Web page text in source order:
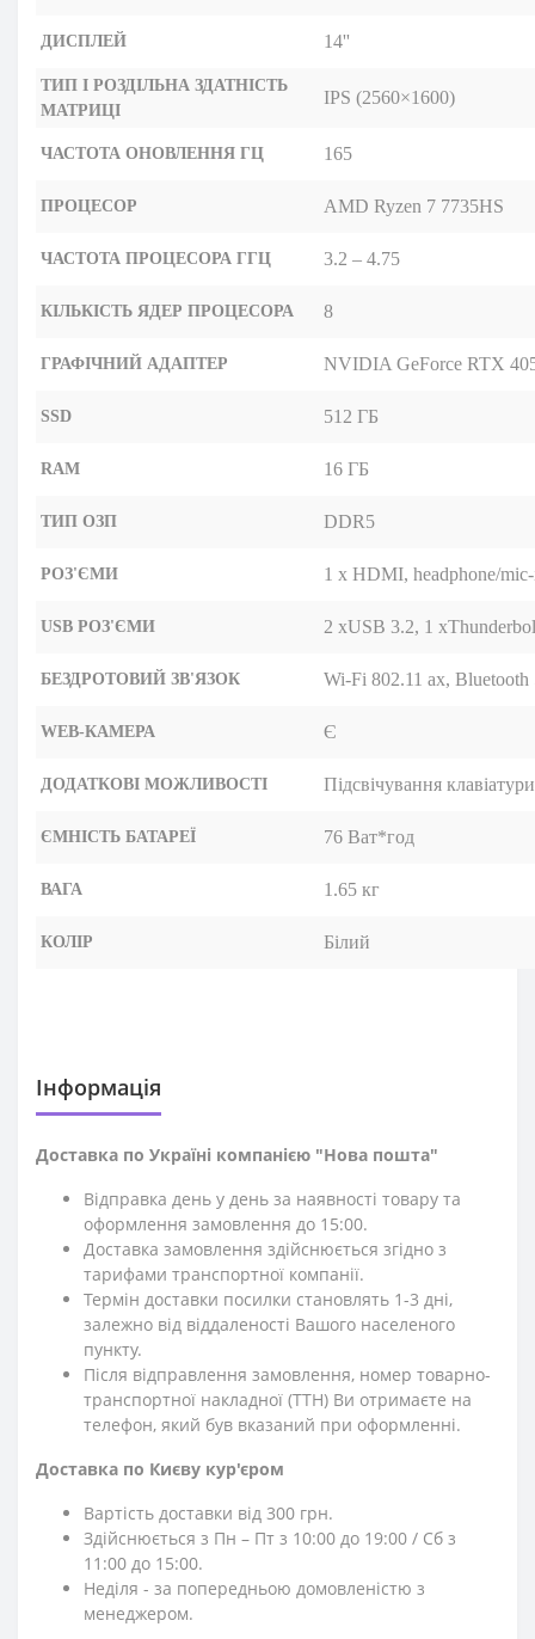
ДИСПЛЕЙ 14''
ТИП І РОЗДІЛЬНА ЗДАТНІСТЬ
МАТРИЦІ
IPS (2560×1600)
ЧАСТОТА ОНОВЛЕННЯ ГЦ 165
ПРОЦЕСОР AMD Ryzen 7 7735HS
ЧАСТОТА ПРОЦЕСОРА ГГЦ 3.2 – 4.75
КІЛЬКІСТЬ ЯДЕР ПРОЦЕСОРА 8
ГРАФІЧНИЙ АДАПТЕР NVIDIA GeForce RTX
SSD 512 ГБ
RAM 16 ГБ
ТИП ОЗП DDR5
РОЗ'ЄМИ 1 x HDMI, headphone/
USB РОЗ'ЄМИ 2 xUSB 3.2, 1
БЕЗДРОТОВИЙ ЗВ'ЯЗОК Wi-Fi 802.11 ax, Bluetooth
WEB-КАМЕРА Є
ДОДАТКОВІ МОЖЛИВОСТІ Підсвічування клавіатури
ЄМНІСТЬ БАТАРЕЇ 76 Ват*год
ВАГА 1.65 кг
КОЛІР Білий
Iнформація
Доставка по Україні компанією "Нова пошта"
Відправка день у день за наявності товару та
оформлення замовлення до 15:00.
Доставка замовлення здійснюється згідно з
тарифами транспортної компанії.
Термін доставки посилки становлять 1-3 дні,
залежно від віддаленості Вашого населеного
пункту.
Після відправлення замовлення, номер товарно-
транспортної накладної (ТТН) Ви отримаєте на
телефон, який був вказаний при оформленні.
Доставка по Києву кур'єром
Вартість доставки від 300 грн.
Здійснюється з Пн – Пт з 10:00 до 19:00 / Сб з
11:00 до 15:00.
Неділя - за попередньою домовленістю з
менеджером.